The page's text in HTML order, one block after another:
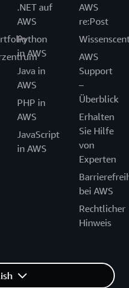
.NET auf
AWS
Python
in AWS
Java in
AWS
PHP in
AWS
JavaScript
in AWS
AWS
re:Post
AWS
Support
–
Überblick
Erhalten
Sie Hilfe
von
Experten
bei AWS
Rechtlicher
Hinweis